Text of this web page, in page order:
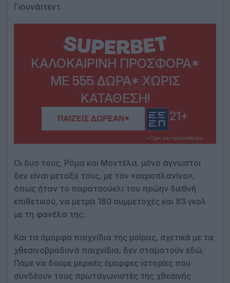
Γιουνάιτεντ.
ΚΑΛΟΚΑΙΡΙΝΉ ΠΡΟΣΦΟΡΆ*
ΜΕ 555 ΔΏΡΑ* ΧΩΡΊΣ
ΚΑΤΆΘΕΣΗ!
ΠΑΊΖΕΙΣ ΔΩΡΕΆΝ* 21+
*Όροι και προϋποθέσεις
Οι δυο τους, Ρόμα και Μοντέλα, μόνο άγνωστοι
δεν είναι μεταξύ τους, με τον «αεροπλανίνο»,
όπως ήταν το παρατσούκλι του πρώην διεθνή
επιθετικού, να μετρά 180 συμμετοχές και 83 γκολ
με τη φανέλα της.
Και τα όμορφα παιχνίδια της μοίρας, σχετικά με τα
χθεσινοβραδυνά παιχνίδια, δεν σταματούν εδώ.
Πάμε να δούμε μερικές όμορφες ιστορίες που
συνδέουν τους πρωταγωνιστές της χθεσινής